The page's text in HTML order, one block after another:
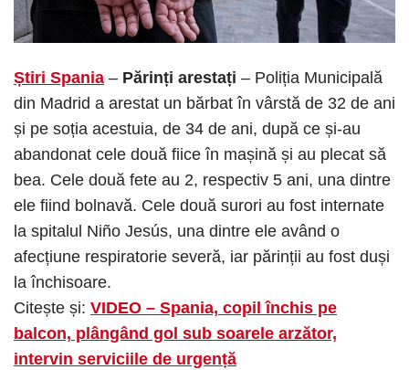
Știri Spania – Părinți arestați – Poliția Municipală
din Madrid a arestat un bărbat în vârstă de 32 de ani
și pe soția acestuia, de 34 de ani, după ce și-au
abandonat cele două fiice în mașină și au plecat să
bea. Cele două fete au 2, respectiv 5 ani, una dintre
ele fiind bolnavă. Cele două surori au fost internate
la spitalul Niño Jesús, una dintre ele având o
afecțiune respiratorie severă, iar părinții au fost duși
la închisoare.
Citește și: VIDEO – Spania, copil închis pe
balcon, plângând gol sub soarele arzător,
intervin serviciile de urgență